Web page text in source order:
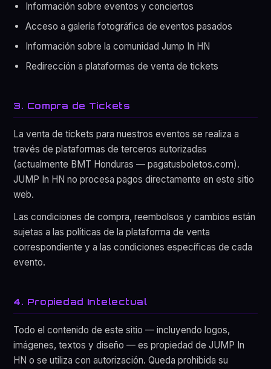
Información sobre eventos y conciertos
Acceso a galería fotográfica de eventos pasados
Información sobre la comunidad Jump In HN
Redirección a plataformas de venta de tickets
3. Compra de Tickets
La venta de tickets para nuestros eventos se realiza a
través de plataformas de terceros autorizadas
(actualmente BMT Honduras — pagatusboletos.com).
JUMP In HN no procesa pagos directamente en este sitio
web.
Las condiciones de compra, reembolsos y cambios están
sujetas a las políticas de la plataforma de venta
correspondiente y a las condiciones específicas de cada
evento.
4. Propiedad Intelectual
Todo el contenido de este sitio — incluyendo logos,
imágenes, textos y diseño — es propiedad de JUMP In
HN o se utiliza con autorización. Queda prohibida su